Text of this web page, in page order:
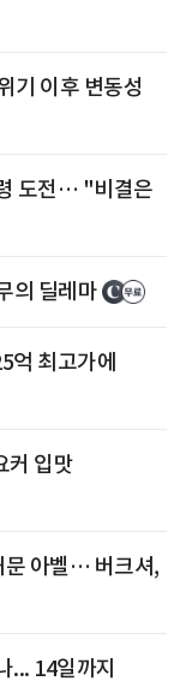
기 이후 변동성
도전… "비결은
의 딜레마
억 최고가에
커 입맛
문 아벨… 버크셔,
... 14일까지